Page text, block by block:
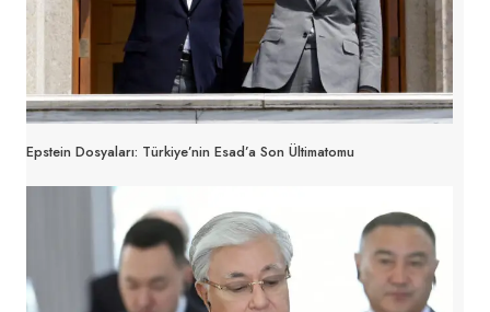
Epstein Dosyaları: Türkiye’nin Esad’a Son Ültimatomu